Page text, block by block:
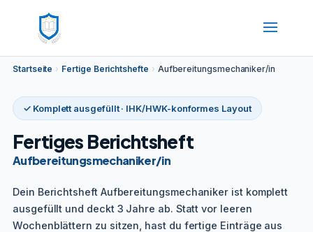
Startseite › Fertige Berichtshefte › Aufbereitungsmechaniker/in
✓ Komplett ausgefüllt · IHK/HWK-konformes Layout
Fertiges Berichtsheft
Aufbereitungsmechaniker/in
Dein Berichtsheft Aufbereitungsmechaniker ist komplett
ausgefüllt und deckt 3 Jahre ab. Statt vor leeren
Wochenblättern zu sitzen, hast du fertige Einträge aus